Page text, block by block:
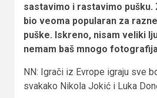
sastavimo i rastavimo pušku.
bio veoma popularan za
puške. Iskreno, nisam veliki
nemam baš mnogo
NN: Igrači iz Evrope igraju sve
svakako Nikola Jokić i Luka